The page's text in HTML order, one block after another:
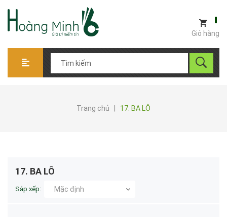
Giỏ hàng
Trang chủ 17. BA LÔ
17. BA LÔ
Sắp xếp: Mặc định